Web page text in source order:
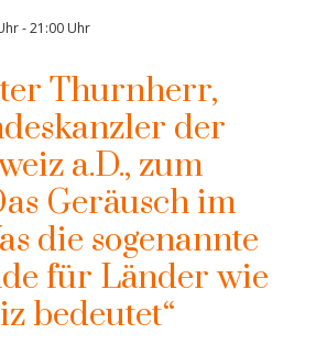
-21:00 Uhr
Thurnherr,
der
a.D., zum
Geräusch im
die sogenannte
für Länder wie
bedeutet“